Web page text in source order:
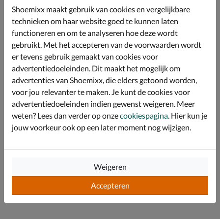
Voorzien van een leren voetbed wat bovendien
antibacterieel is en een goede vocht- en
warmteregulatie biedt. Zo blijven de voeten en
schoenen langer fris.
Afgewerkt met een opvallende rubberen loopzool.
Specificaties
Bekijk meer
Lage nette schoenen
Shoemixx maakt gebruik van cookies en vergelijkbare
technieken om haar website goed te kunnen laten
functioneren en om te analyseren hoe deze wordt
gebruikt. Met het accepteren van de voorwaarden wordt
er tevens gebruik gemaakt van cookies voor
advertentiedoeleinden. Dit maakt het mogelijk om
advertenties van Shoemixx, die elders getoond worden,
voor jou relevanter te maken. Je kunt de cookies voor
advertentiedoeleinden indien gewenst weigeren. Meer
weten? Lees dan verder op onzecookiespagina . Hier kun je
jouw voorkeur ook op een later moment nog wijzigen.
Accepteren
Weigeren